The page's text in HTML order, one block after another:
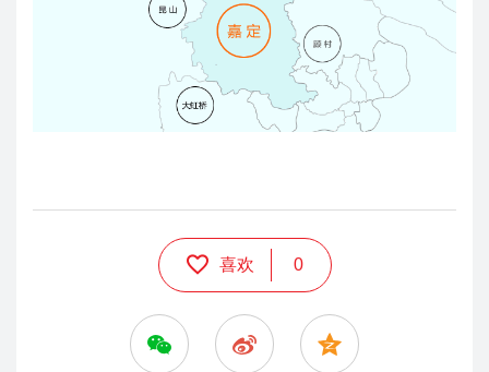
喜欢 0